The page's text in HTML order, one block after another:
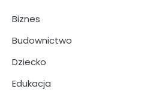
Biznes
Budownictwo
Dziecko
Edukacja